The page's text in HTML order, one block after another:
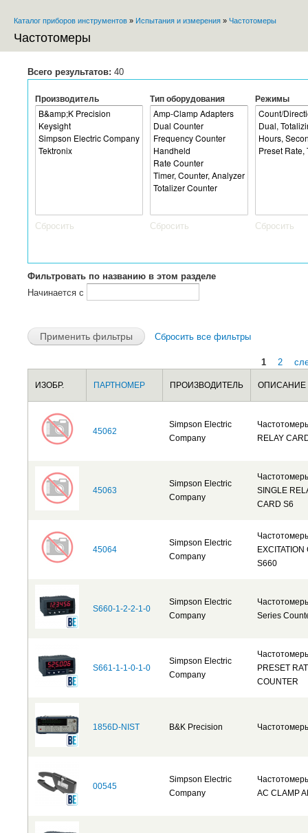
Вы здесь
Каталог приборов инструментов » Испытания и измерения » Частотомеры
Частотомеры
Всего результатов: 40
Производитель
Сбросить
Тип оборудования
Сбросить
Режимы
Сбросить
Фильтровать по названию в этом разделе
Начинается с
Сбросить все фильтры
Страницы
1 2
ИЗОБР. ПАРТНОМЕР ПРОИЗВОДИТЕЛЬ ОПИСАНИЕ
45062
Simpson Electric
Company
RELAY
45063
Simpson Electric
Company
SINGLE
CARD S6
45064
Simpson Electric
Company
EXCITATION
S660
S660-1-2-2-1-0
Simpson Electric
Company
Series
S661-1-1-0-1-0
Simpson Electric
Company
PRESET
COUNTER
1856D-NIST B&K Precision
00545
Simpson Electric
Company
AC CLAMP